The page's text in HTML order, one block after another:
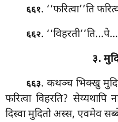
६६१. ‘‘फरित्वा’’ति
६६२.
३.
६६३. कथञ्च भिक्खु
फरित्वा विहरति?
दिस्वा मुदितो अस्स, एवमेव